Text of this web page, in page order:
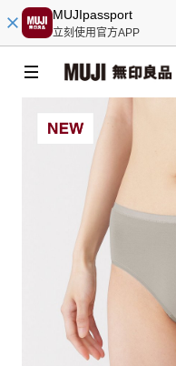
MUJIpassport
立刻使用官方APP